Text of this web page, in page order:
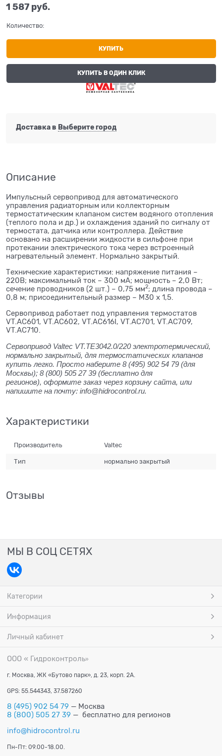
1 587 руб.
Количество:
КУПИТЬ
КУПИТЬ В ОДИН КЛИК
Доставка в Выберите город
Описание
Импульсный сервопривод для автоматического
управления радиаторным или коллекторным
термостатическим клапаном систем водяного отопления
(теплого пола и др.) и охлаждения зданий по сигналу от
термостата, датчика или контроллера. Действие
основано на расширении жидкости в сильфоне при
протекании электрического тока через встроенный
нагревательный элемент. Нормально закрытый.
Технические характеристики: напряжение питания –
220В; максимальный ток – 300 мА; мощность – 2,0 Вт;
сечение проводников (2 шт.) – 0,75 мм2; длина провода –
0,8 м; присоединительный размер – М30 х 1,5.
Cервопривод работает под управления термостатов
VT.AC601, VT.AC602, VT.AC616I, VT.AC701, VT.AC709,
VT.AC710.
Сервопривод Valtec VT.TE3042.0/220 электротермический,
нормально закрытый, для термостатических клапанов
купить легко. Просто наберите 8 (495) 902 54 79 (для
Москвы); 8 (800) 505 27 39 (бесплатно для
регионов), оформите заказ через корзину сайта, или
напишите на почту: info@hidrocontrol.ru.
Характеристики
Производитель Valtec
Тип нормально закрытый
Отзывы
МЫ В СОЦ СЕТЯХ
Категории
Информация
Личный кабинет
ООО « Гидроконтроль»
г. Москва, ЖК «Бутово парк», д. 23, корп. 2А.
GPS: 55.544343, 37.587260
8 (495) 902 54 79 — Москва
8 (800) 505 27 39 — бесплатно для регионов
info@hidrocontrol.ru
Пн-Пт: 09.00-18.00.